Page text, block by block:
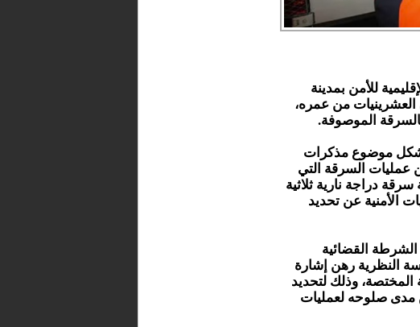
للأمن بمدينة
شخصاً في العشرينيات من عمره،
الموصوفة.
موضوع مذكرات
عمليات السرقة التي
دراجة نارية ثلاثية
الأمنية عن تحديد
القضائية
النظرية رهن إشارة
المختصة، وذلك لتحديد
مدى صلوحه لعمليات